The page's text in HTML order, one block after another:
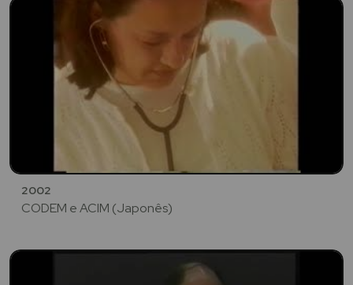
2002
CODEM e ACIM (Japonês)